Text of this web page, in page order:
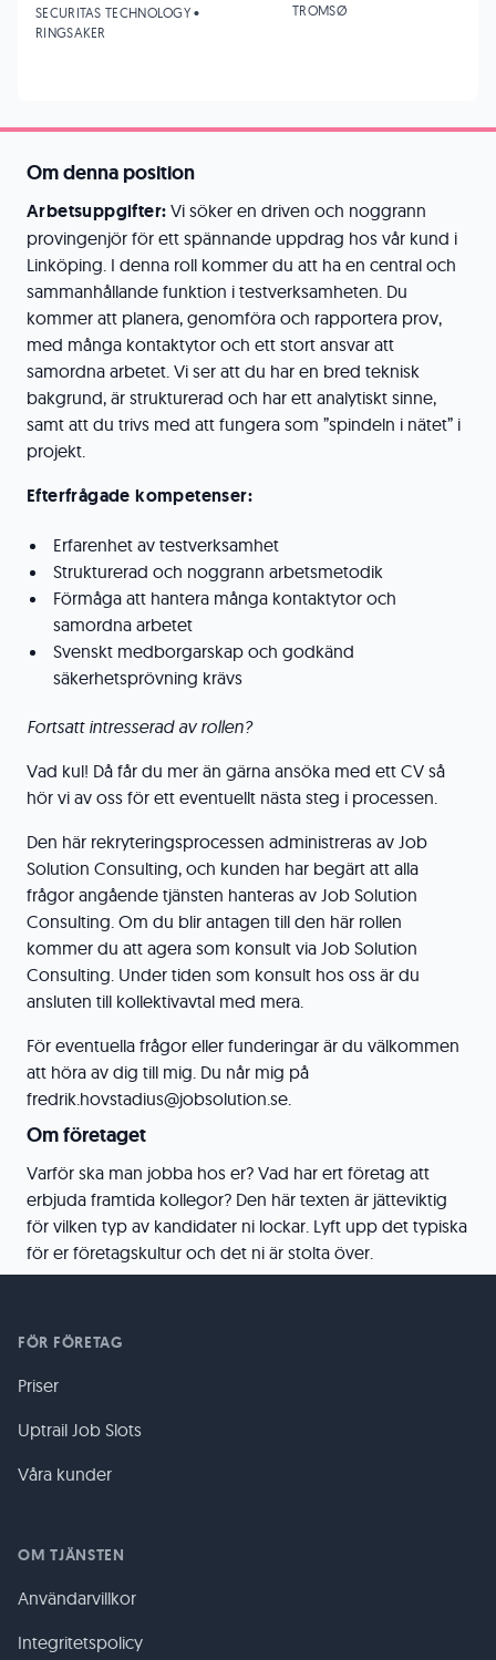
Om denna position
Arbetsuppgifter: Vi söker en driven och noggrann
provingenjör för ett spännande uppdrag hos vår kund i
Linköping. I denna roll kommer du att ha en central och
sammanhållande funktion i testverksamheten. Du
kommer att planera, genomföra och rapportera prov,
med många kontaktytor och ett stort ansvar att
samordna arbetet. Vi ser att du har en bred teknisk
bakgrund, är strukturerad och har ett analytiskt sinne,
samt att du trivs med att fungera som ”spindeln i nätet” i
projekt.
Efterfrågade kompetenser:
Erfarenhet av testverksamhet
Strukturerad och noggrann arbetsmetodik
Förmåga att hantera många kontaktytor och
samordna arbetet
Svenskt medborgarskap och godkänd
säkerhetsprövning krävs
Fortsatt intresserad av rollen?
Vad kul! Då får du mer än gärna ansöka med ett CV så
hör vi av oss för ett eventuellt nästa steg i processen.
Den här rekryteringsprocessen administreras av Job
Solution Consulting, och kunden har begärt att alla
frågor angående tjänsten hanteras av Job Solution
Consulting. Om du blir antagen till den här rollen
kommer du att agera som konsult via Job Solution
Consulting. Under tiden som konsult hos oss är du
ansluten till kollektivavtal med mera.
För eventuella frågor eller funderingar är du välkommen
att höra av dig till mig. Du når mig på
fredrik.hovstadius@jobsolution.se.
Om företaget
Varför ska man jobba hos er? Vad har ert företag att
erbjuda framtida kollegor? Den här texten är jätteviktig
för vilken typ av kandidater ni lockar. Lyft upp det typiska
för er företagskultur och det ni är stolta över.
SECURITAS TECHNOLOGY •
RINGSAKER
TROMSØ
FÖR FÖRETAG
Priser
Uptrail Job Slots
Våra kunder
OM TJÄNSTEN
Användarvillkor
Integritetspolicy